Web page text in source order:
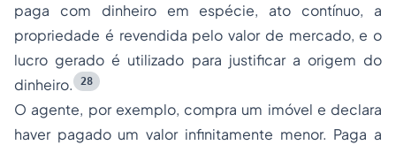
paga com dinheiro em espécie, ato contínuo, a
propriedade é revendida pelo valor de mercado, e o
lucro gerado é utilizado para justificar a origem do
dinheiro.
28
O agente, por exemplo, compra um imóvel e declara
haver pagado um valor infinitamente menor. Paga a